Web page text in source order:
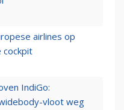
airlines op
cockpit
IndiGo:
vloot weg